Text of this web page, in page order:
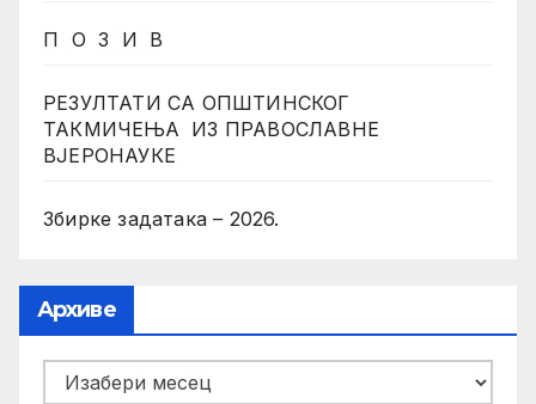
П О З И В
РЕЗУЛТАТИ СА ОПШТИНСКОГ
ТАКМИЧЕЊА ИЗ ПРАВОСЛАВНЕ
ВЈЕРОНАУКЕ
Збирке задатака – 2026.
Архиве
Архиве